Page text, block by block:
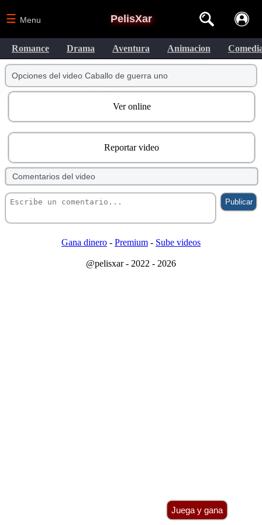
PelisXar
☰ Menu
Romance Drama Aventura Animacion
Juega y gana
Opciones del video Caballo de guerra uno
Ver online
Reportar video
Comentarios del video
Gana dinero- Premium- Sube videos
@pelisxar - 2022 - 2026